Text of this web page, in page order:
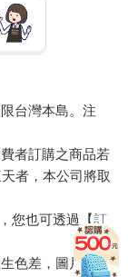
台灣本島。注
者訂購之商品若
者，本公司將取
您也可透過【訂
色差，圖片僅供